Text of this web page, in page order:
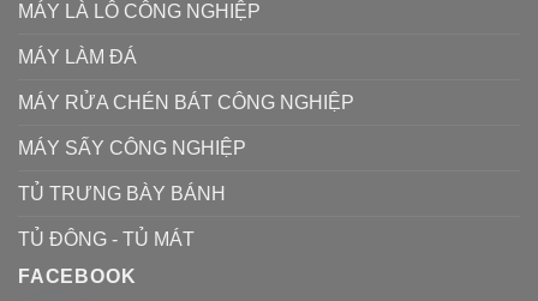
MÁY LÀ LÔ CÔNG NGHIỆP
MÁY LÀM ĐÁ
MÁY RỬA CHÉN BÁT CÔNG NGHIỆP
MÁY SẤY CÔNG NGHIỆP
TỦ TRƯNG BÀY BÁNH
TỦ ĐÔNG - TỦ MÁT
FACEBOOK